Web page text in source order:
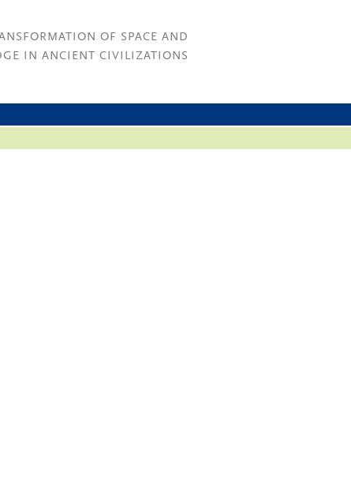
OF SPACE AND
IN ANCIENT CIVILIZATIONS